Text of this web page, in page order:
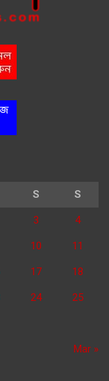
S S
3 4
10 11
17 18
24 25
Mar »